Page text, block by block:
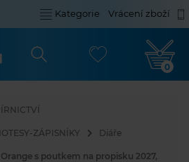
Kategorie Vrácení zboží
0
ZÁPISNÍKY Diáře
s poutkem na propisku 2027,